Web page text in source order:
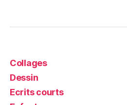
Collages
Dessin
Ecrits courts